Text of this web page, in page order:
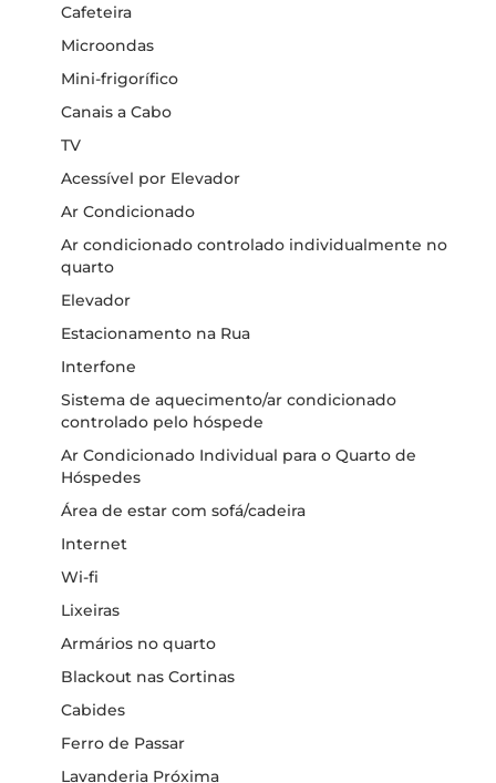
Cafeteira
Microondas
Mini-frigorífico
Canais a Cabo
TV
Acessível por Elevador
Ar Condicionado
Ar condicionado controlado individualmente no
quarto
Elevador
Estacionamento na Rua
Interfone
Sistema de aquecimento/ar condicionado
controlado pelo hóspede
Ar Condicionado Individual para o Quarto de
Hóspedes
Área de estar com sofá/cadeira
Internet
Wi-fi
Lixeiras
Armários no quarto
Blackout nas Cortinas
Cabides
Ferro de Passar
Lavanderia Próxima